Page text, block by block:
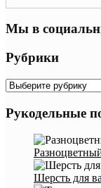
Мы в
Рубрики
Рубрики
Рукодельные
Шерсть для